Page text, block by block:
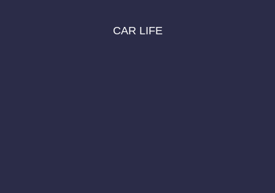
CAR LIFE